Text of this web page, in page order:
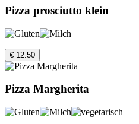
Pizza prosciutto klein
€ 12.50
Pizza Margherita